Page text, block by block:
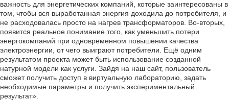
важность для энергетических компаний, которые заинтересованы в
том, чтобы вся выработанная энергия доходила до потребителя, и
не расходовалась просто на нагрев трансформаторов. Во-вторых,
появится реальное понимание того, как уменьшить потери
энергокомпаний при одновременном повышении качества
электроэнергии, от чего выиграют потребители. Ещё одним
результатом проекта может быть использование созданной
натурной модели как услуги. Зайдя на наш сайт, пользователь
сможет получить доступ в виртуальную лабораторию, задать
необходимые параметры и получить экспериментальный
результат».